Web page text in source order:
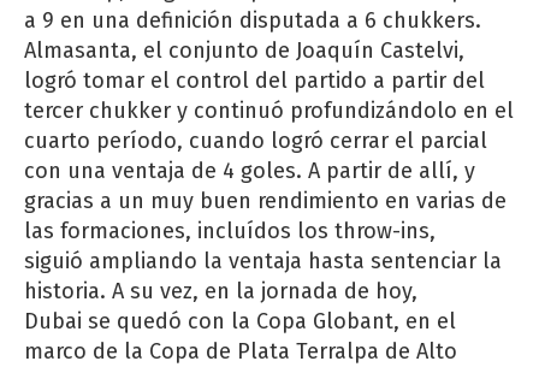
a 9 en una definición disputada a 6 chukkers.
Almasanta, el conjunto de Joaquín Castelvi,
logró tomar el control del partido a partir del
tercer chukker y continuó profundizándolo en el
cuarto período, cuando logró cerrar el parcial
con una ventaja de 4 goles. A partir de allí, y
gracias a un muy buen rendimiento en varias de
las formaciones, incluídos los throw-ins,
siguió ampliando la ventaja hasta sentenciar la
historia. A su vez, en la jornada de hoy,
Dubai se quedó con la Copa Globant, en el
marco de la Copa de Plata Terralpa de Alto